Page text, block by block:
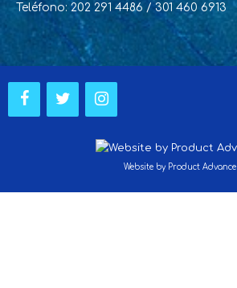
Teléfono: 202 291 4486 / 301 460 6913
Website by Product Advance